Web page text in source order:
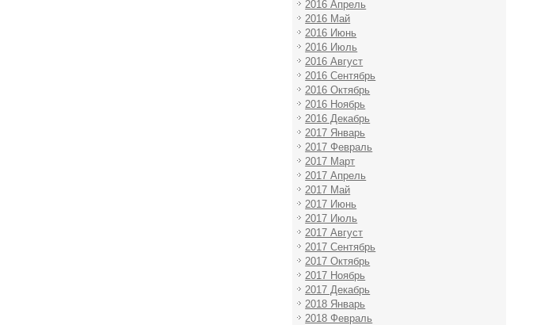
2016 Апрель
2016 Май
2016 Июнь
2016 Июль
2016 Август
2016 Сентябрь
2016 Октябрь
2016 Ноябрь
2016 Декабрь
2017 Январь
2017 Февраль
2017 Март
2017 Апрель
2017 Май
2017 Июнь
2017 Июль
2017 Август
2017 Сентябрь
2017 Октябрь
2017 Ноябрь
2017 Декабрь
2018 Январь
2018 Февраль